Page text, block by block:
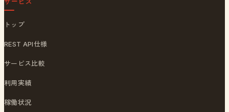
サービス
トップ
REST API仕様
サービス比較
利用実績
稼働状況